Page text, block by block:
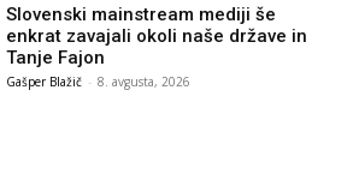
Slovenski mainstream mediji še
enkrat zavajali okoli naše države in
Tanje Fajon
Gašper Blažič - 8. avgusta, 2026